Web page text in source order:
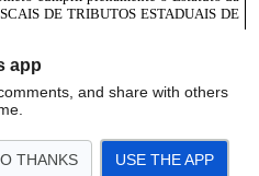
app
and share with others
THANKS USE THE APP
DE TRIBUTOS ESTADUAIS DE